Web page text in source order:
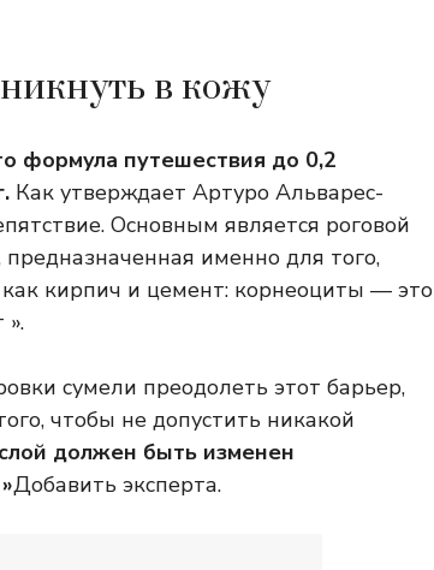
в кожу
формула путешествия до 0,2
Как утверждает Артуро Альварес-
Основным является роговой
именно для того,
кирпич и цемент: корнеоциты — это
сумели преодолеть этот барьер,
чтобы не допустить никакой
должен быть изменен
Добавить эксперта.